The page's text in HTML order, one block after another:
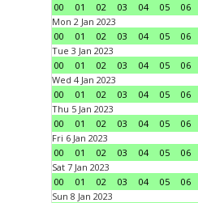
00
01 02 03 04 05 06
Mon 2 Jan 2023
00
01 02 03 04 05 06
Tue 3 Jan 2023
00
01 02 03 04 05 06
Wed 4 Jan 2023
00
01 02 03 04 05 06
Thu 5 Jan 2023
00
01 02 03 04 05 06
Fri 6 Jan 2023
00
01 02 03 04 05 06
Sat 7 Jan 2023
00
01 02 03 04 05 06
Sun 8 Jan 2023